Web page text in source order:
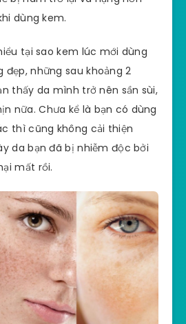
dùng kem.
tại sao kem lúc mới dùng
những sau khoảng 2
thấy da mình trở nên sần sùi,
nữa. Chưa kể là bạn có dùng
thì cũng không cải thiện
da bạn đã bị nhiễm độc bởi
mất rồi.